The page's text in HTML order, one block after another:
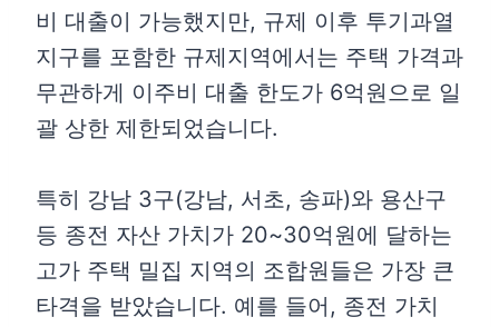
비 대출이 가능했지만, 규제 이후 투기과열
지구를 포함한 규제지역에서는 주택 가격과
무관하게 이주비 대출 한도가 6억원으로 일
괄 상한 제한되었습니다.
특히 강남 3구(강남, 서초, 송파)와 용산구
등 종전 자산 가치가 20~30억원에 달하는
고가 주택 밀집 지역의 조합원들은 가장 큰
타격을 받았습니다. 예를 들어, 종전 가치